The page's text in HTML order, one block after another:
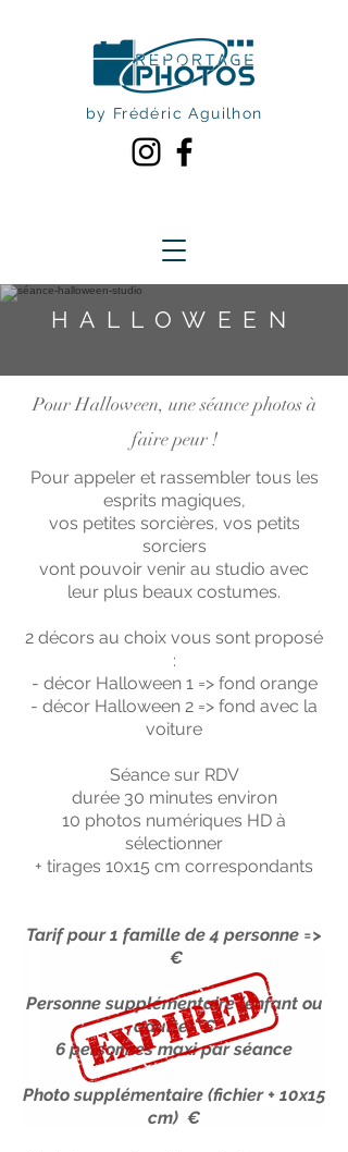
by Frédéric Aguilhon
HALLOWEEN
Pour Halloween, une séance photos à
faire peur !
Pour appeler et rassembler tous les
esprits magiques,
vos petites sorcières, vos petits
sorciers
vont pouvoir venir au studio avec
leur plus beaux costumes.
2 décors au choix vous sont proposé
:
- décor Halloween 1 => fond orange
- décor Halloween 2 => fond avec la
voiture
Séance sur RDV
durée 30 minutes environ
10 photos numériques HD à
sélectionner
+ tirages 10x15 cm correspondants
Tarif pour 1 famille de 4 personne =>
€
Personne supplémentaire (enfant ou
adulte) €
6 personnes maxi par séance
Photo supplémentaire (fichier + 10x15
cm) €